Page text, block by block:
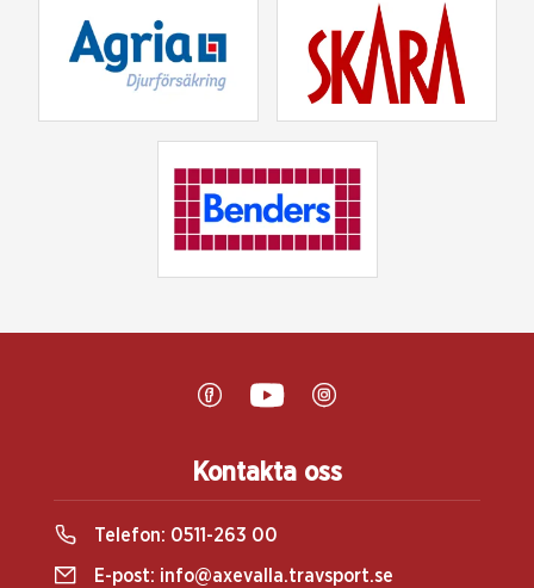
Kontakta oss
Telefon: 0511-263 00
E-post: info@axevalla.travsport.se